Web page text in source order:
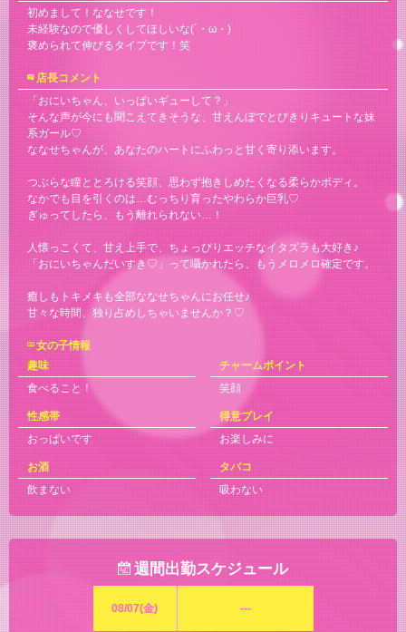
初めまして！ななせです！
未経験なので優しくしてほしいな(´・ω・)
褒められて伸びるタイプです！笑
店長コメント
「おにいちゃん、いっぱいギューして？」
そんな声が今にも聞こえてきそうな、甘えんぼでとびきりキュートな妹
系ガール♡
ななせちゃんが、あなたのハートにふわっと甘く寄り添います。
つぶらな瞳ととろける笑顔、思わず抱きしめたくなる柔らかボディ。
なかでも目を引くのは…むっちり育ったやわらか巨乳♡
ぎゅってしたら、もう離れられない…！
人懐っこくて、甘え上手で、ちょっぴりエッチなイタズラも大好き♪
「おにいちゃんだいすき♡」って囁かれたら、もうメロメロ確定です。
癒しもトキメキも全部ななせちゃんにお任せ♪
甘々な時間、独り占めしちゃいませんか？♡
女の子情報
趣味
食べること！
チャームポイント
笑顔
性感帯
おっぱいです
得意プレイ
お楽しみに
お酒
飲まない
タバコ
吸わない
週間出勤スケジュール
08/07(金) ---